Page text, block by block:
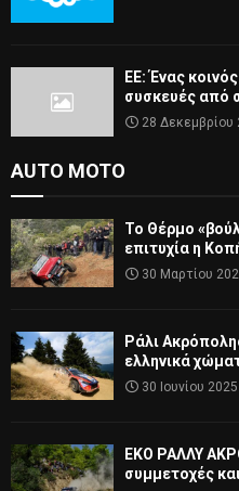
ΕΕ: Ένας
συσκευές από
28 Δεκεμβρίου
AUTO MOTO
Το Θέρμο
επιτυχία η
30 Μαρτίου
Ράλι
ελληνικά
30 Ιουνίου 2025
ΕΚΟ ΡΑΛΛΥ
συμμετοχές